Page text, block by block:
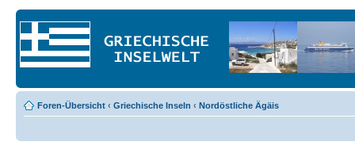
Foren-Übersicht ‹ Griechische Inseln ‹ Nordöstliche Ägäis